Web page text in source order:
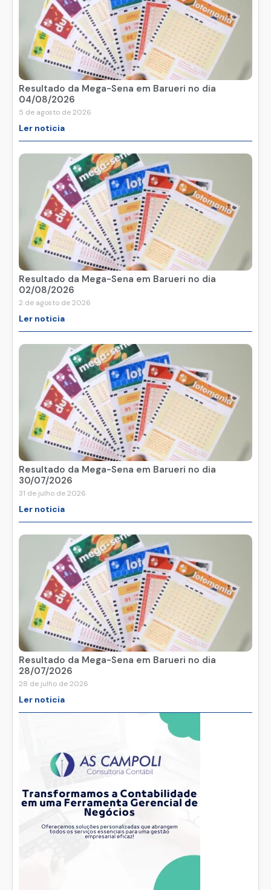
Resultado da Mega-Sena em Barueri no dia
04/08/2026
5 de agosto de 2026
Ler noticia
Resultado da Mega-Sena em Barueri no dia
02/08/2026
2 de agosto de 2026
Ler noticia
Resultado da Mega-Sena em Barueri no dia
30/07/2026
31 de julho de 2026
Ler noticia
Resultado da Mega-Sena em Barueri no dia
28/07/2026
28 de julho de 2026
Ler noticia